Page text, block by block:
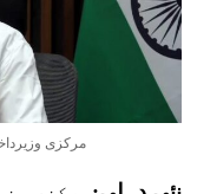
مرکزی